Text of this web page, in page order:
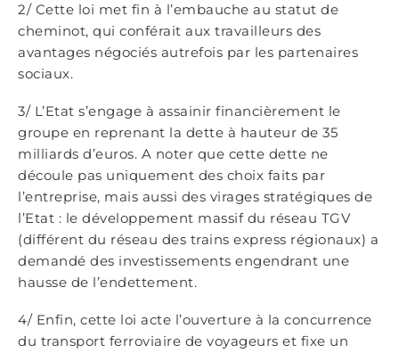
2/ Cette loi met fin à l’embauche au statut de
cheminot, qui conférait aux travailleurs des
avantages négociés autrefois par les partenaires
sociaux.
3/ L’Etat s’engage à assainir financièrement le
groupe en reprenant la dette à hauteur de 35
milliards d’euros. A noter que cette dette ne
découle pas uniquement des choix faits par
l’entreprise, mais aussi des virages stratégiques de
l’Etat : le développement massif du réseau TGV
(différent du réseau des trains express régionaux) a
demandé des investissements engendrant une
hausse de l’endettement.
4/ Enfin, cette loi acte l’ouverture à la concurrence
du transport ferroviaire de voyageurs et fixe un